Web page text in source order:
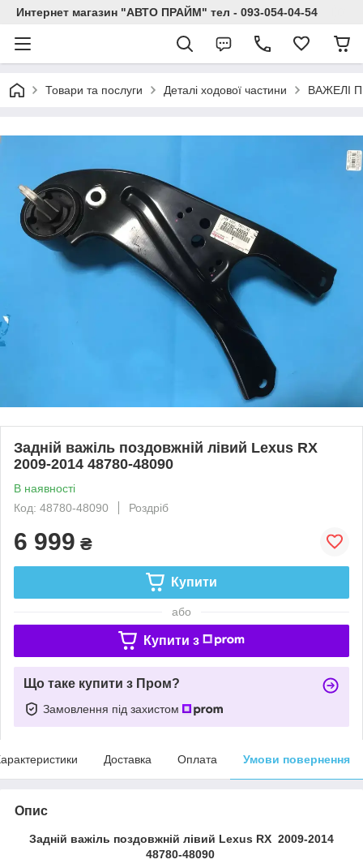
Интернет магазин "АВТО ПРАЙМ" тел - 093-054-04-54
Товари та послуги Деталі ходової частини ВАЖЕЛІ
Задній важіль поздовжній лівий Lexus RX
2009-2014 48780-48090
В наявності
Код: 48780-48090
Роздріб
6 999 ₴
Купити
або
Купити з
Що таке купити з Пром?
Замовлення під захистом
Доставка Оплата Умови повернення
Опис
Задній важіль поздовжній лівий Lexus RX 2009-2014
48780-48090